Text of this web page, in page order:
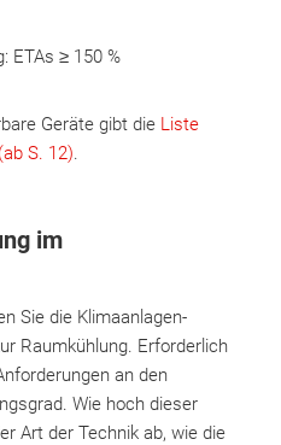
ETAs ≥ 150 %
Geräte gibt die Liste
S. 12).
im
Sie die Klimaanlagen-
Raumkühlung. Erforderlich
an den
Wie hoch dieser
Art der Technik ab, wie die